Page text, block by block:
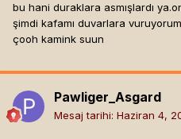
bu hani duraklara asmışlardı
şimdi kafamı duvarlara
çooh kamink suun
Pawliger_Asgard
Mesaj tarihi: Haziran 4,